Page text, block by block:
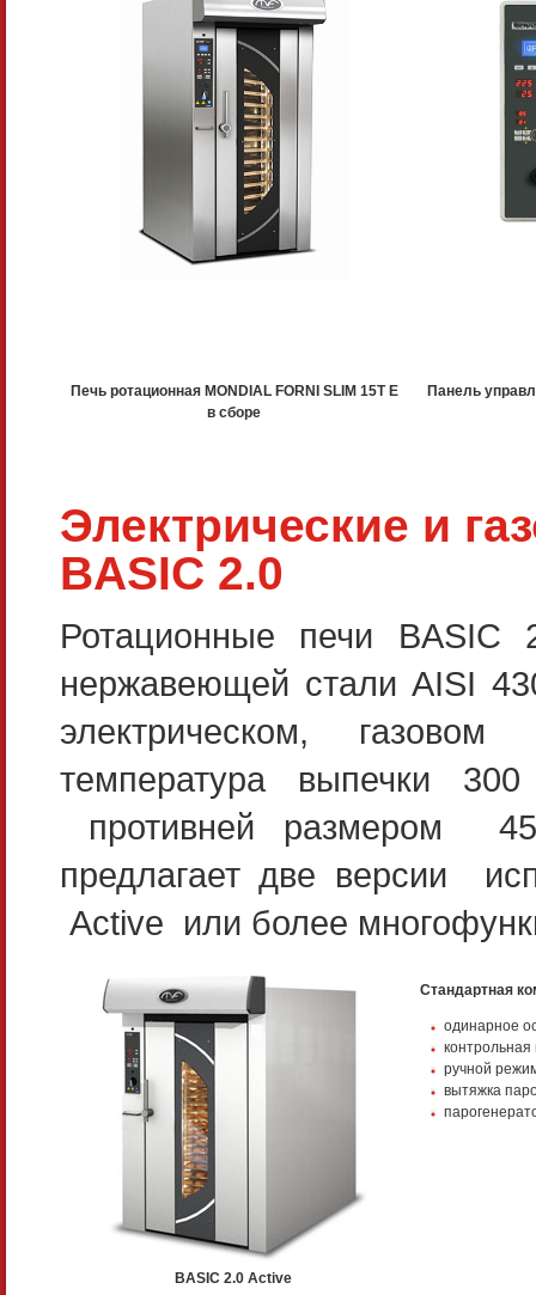
Печь ротационная MONDIAL FORNI SLIM 15T E
в сборе
Панель
Электрические и
BASIC 2.0
Ротационные печи
нержавеющей стали AISI
электрическом,
температура выпечки
противней размером
предлагает две версии
Active или более
Стандартная
одинарное
ручной
вытяжка
BASIC 2.0 Active